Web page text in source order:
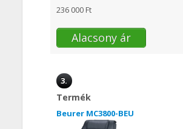
236 000 Ft
Alacsony ár
3.
Termék
Beurer MC3800-BEU